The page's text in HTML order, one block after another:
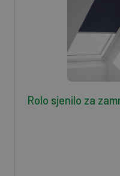
Rolo sjenilo za